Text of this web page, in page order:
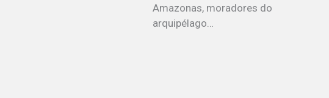
Amazonas, moradores do
arquipélago…